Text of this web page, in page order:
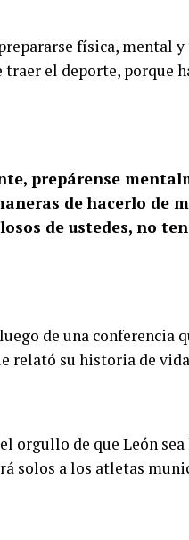
física, mental
el deporte, porque
prepárense
de hacerlo de
de ustedes, no
de una
relató su historia de
orgullo de que León
solos a los atletas